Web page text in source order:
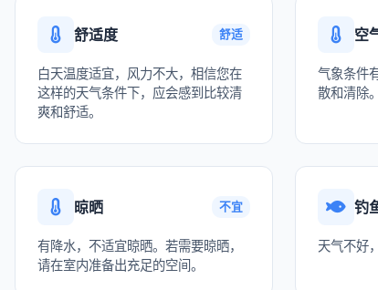
舒适度 舒适
白天温度适宜，风力不大，相信您在
这样的天气条件下，应会感到比较清
爽和舒适。
空
气象条件
散和清除。
晾晒 不宜
有降水，不适宜晾晒。若需要晾晒，
请在室内准备出充足的空间。
钓
天气不好